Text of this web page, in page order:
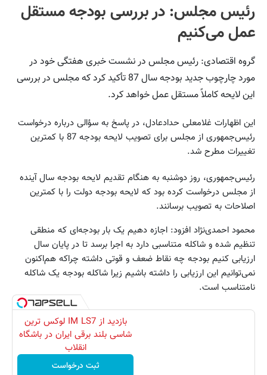
رئیس مجلس: در بررسی بودجه مستقل
عمل می‌کنیم
گروه اقتصادی: رئیس مجلس در نشست خبری هفتگی خود در
مورد چارچوب جدید بودجه‌ سال 87 تأکید کرد که مجلس در بررسی
این لایحه کاملاً مستقل عمل خواهد کرد.
این اظهارات غلامعلی حدادعادل، در پاسخ به سؤالی درباره درخواست
رئیس‌جمهوری از مجلس برای تصویب لایحه بودجه 87 با کمترین
تغییرات مطرح شد.
رئیس‌جمهوری، روز دوشنبه به هنگام تقدیم لایحه بودجه سال آینده
از مجلس درخواست کرده بود که لایحه بودجه دولت را با کمترین
اصلاحات به تصویب برسانند.
محمود احمدی‌نژاد افزود: اجازه دهیم یک بار بودجه‌ای که منطقی
تنظیم شده و شاکله متناسبی دارد به اجرا برسد تا در پایان سال
ارزیابی کنیم بودجه چه نقاط ضعف و قوتی داشته چراکه هم‌اکنون
نمی‌توانیم این ارزیابی را داشته باشیم زیرا شاکله بودجه یک شاکله
نامتناسب است.
بازدید از IM LS7 لوکس ترین
شاسی بلند برقی ایران در باشگاه
انقلاب
ثبت درخواست